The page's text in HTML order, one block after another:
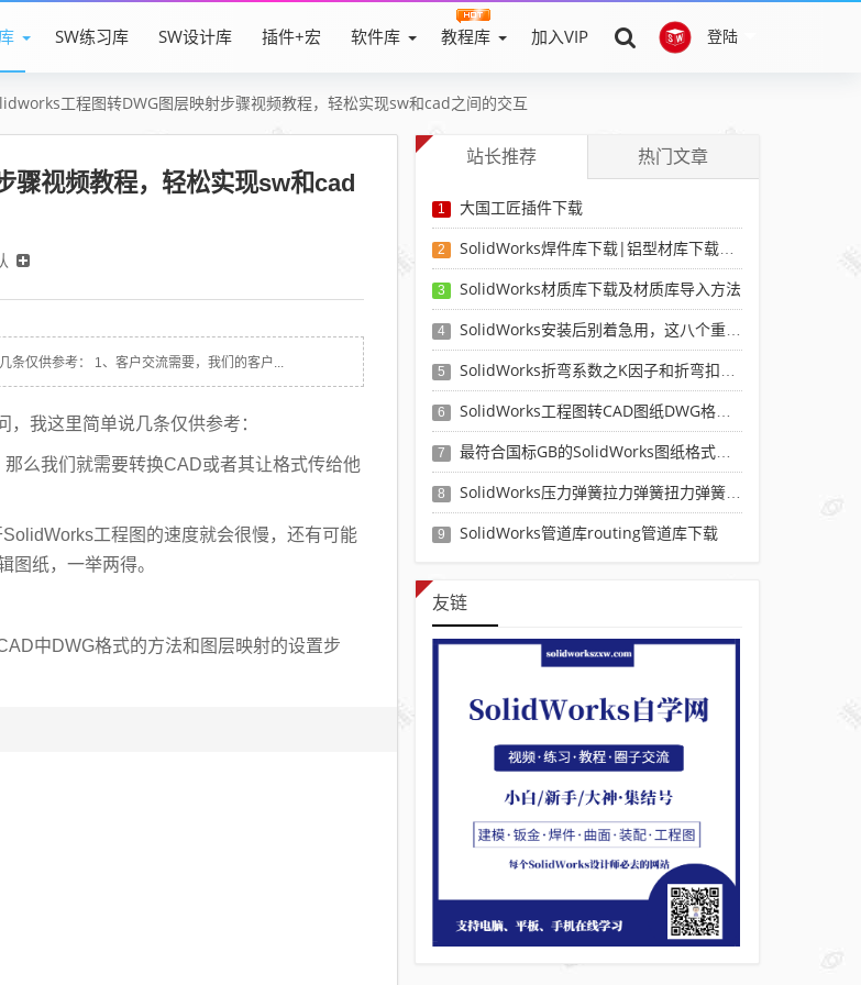
登陆
SW练习库 SW设计库 插件+宏 软件库 教程库 加入VIP
工程图转DWG图层映射步骤视频教程，轻松实现sw和cad之间的交互
骤视频教程，轻松实现sw和cad
条仅供参考： 1、客户交流需要，我们的客户...
我这里简单说几条仅供参考：
么我们就需要转换CAD或者其让格式传给他
工程图的速度就会很慢，还有可能
图纸，一举两得。
中DWG格式的方法和图层映射的设置步
站长推荐 热门文章
1 大国工匠插件下载
2 SolidWorks焊件库下载|铝型材库下载|附sw焊件库添加配置使用教程
3 SolidWorks材质库下载及材质库导入方法
4 SolidWorks安装后别着急用，这八个重要SolidWorks设置可以提高你的画图效率
5 SolidWorks折弯系数之K因子和折弯扣除表-溪风推荐
6 SolidWorks工程图转CAD图纸DWG格式映射文件无乱码可分层-溪风亲测推荐
7 最符合国标GB的SolidWorks图纸格式和图纸模板下载-溪风专用版
8 SolidWorks压力弹簧拉力弹簧扭力弹簧涡卷弹簧自动生成宏程序下载
9 SolidWorks管道库routing管道库下载
友链